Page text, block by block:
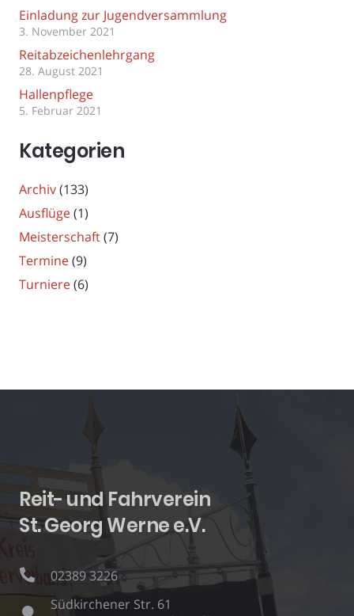
Einladung zur Jugendversammlung
3. November 2021
Reitabzeichenlehrgang
28. August 2021
Hallenpflege
5. Februar 2021
Kategorien
Archiv(133)
Ausflüge(1)
Meisterschaft(7)
Termine(9)
Turniere(6)
Reit- und Fahrverein
St. Georg Werne e.V.
02389 3226
Südkirchener Str. 61